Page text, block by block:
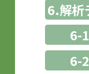
6.解析
6-
6-